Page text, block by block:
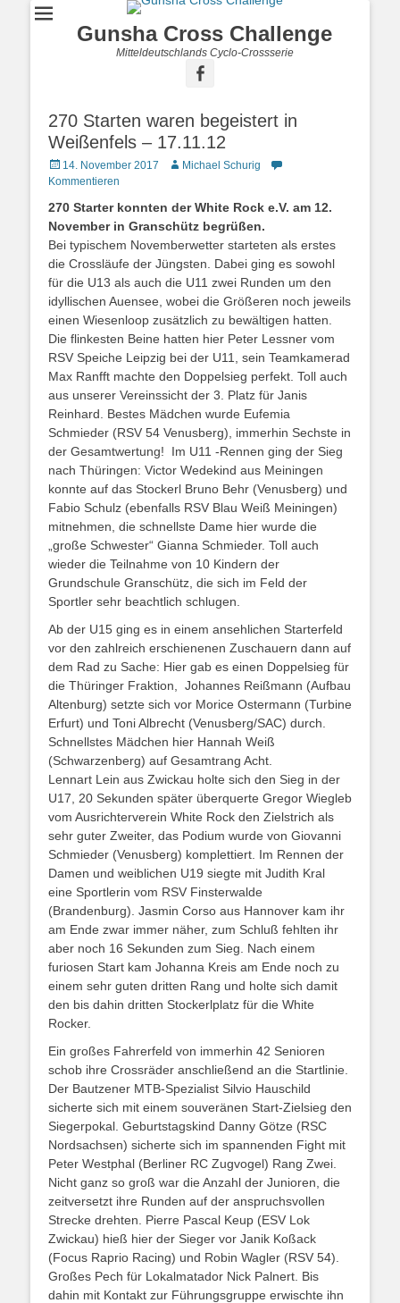
Gunsha Cross Challenge
Mitteldeutschlands Cyclo-Crossserie
270 Starten waren begeistert in
Weißenfels – 17.11.12
14. November 2017
Michael Schurig
Kommentieren
270 Starter konnten der White Rock e.V. am 12.
November in Granschütz begrüßen.
Bei typischem Novemberwetter starteten als erstes
die Crossläufe der Jüngsten. Dabei ging es sowohl
für die U13 als auch die U11 zwei Runden um den
idyllischen Auensee, wobei die Größeren noch jeweils
einen Wiesenloop zusätzlich zu bewältigen hatten.
Die flinkesten Beine hatten hier Peter Lessner vom
RSV Speiche Leipzig bei der U11, sein Teamkamerad
Max Ranfft machte den Doppelsieg perfekt. Toll auch
aus unserer Vereinssicht der 3. Platz für Janis
Reinhard. Bestes Mädchen wurde Eufemia
Schmieder (RSV 54 Venusberg), immerhin Sechste in
der Gesamtwertung! Im U11 -Rennen ging der Sieg
nach Thüringen: Victor Wedekind aus Meiningen
konnte auf das Stockerl Bruno Behr (Venusberg) und
Fabio Schulz (ebenfalls RSV Blau Weiß Meiningen)
mitnehmen, die schnellste Dame hier wurde die
„große Schwester“ Gianna Schmieder. Toll auch
wieder die Teilnahme von 10 Kindern der
Grundschule Granschütz, die sich im Feld der
Sportler sehr beachtlich schlugen.
Ab der U15 ging es in einem ansehlichen Starterfeld
vor den zahlreich erschienenen Zuschauern dann auf
dem Rad zu Sache: Hier gab es einen Doppelsieg für
die Thüringer Fraktion, Johannes Reißmann (Aufbau
Altenburg) setzte sich vor Morice Ostermann (Turbine
Erfurt) und Toni Albrecht (Venusberg/SAC) durch.
Schnellstes Mädchen hier Hannah Weiß
(Schwarzenberg) auf Gesamtrang Acht.
Lennart Lein aus Zwickau holte sich den Sieg in der
U17, 20 Sekunden später überquerte Gregor Wiegleb
vom Ausrichterverein White Rock den Zielstrich als
sehr guter Zweiter, das Podium wurde von Giovanni
Schmieder (Venusberg) komplettiert. Im Rennen der
Damen und weiblichen U19 siegte mit Judith Kral
eine Sportlerin vom RSV Finsterwalde
(Brandenburg). Jasmin Corso aus Hannover kam ihr
am Ende zwar immer näher, zum Schluß fehlten ihr
aber noch 16 Sekunden zum Sieg. Nach einem
furiosen Start kam Johanna Kreis am Ende noch zu
einem sehr guten dritten Rang und holte sich damit
den bis dahin dritten Stockerlplatz für die White
Rocker.
Ein großes Fahrerfeld von immerhin 42 Senioren
schob ihre Crossräder anschließend an die Startlinie.
Der Bautzener MTB-Spezialist Silvio Hauschild
sicherte sich mit einem souveränen Start-Zielsieg den
Siegerpokal. Geburtstagskind Danny Götze (RSC
Nordsachsen) sicherte sich im spannenden Fight mit
Peter Westphal (Berliner RC Zugvogel) Rang Zwei.
Nicht ganz so groß war die Anzahl der Junioren, die
zeitversetzt ihre Runden auf der anspruchsvollen
Strecke drehten. Pierre Pascal Keup (ESV Lok
Zwickau) hieß hier der Sieger vor Janik Koßack
(Focus Raprio Racing) und Robin Wagler (RSV 54).
Großes Pech für Lokalmatador Nick Palnert. Bis
dahin mit Kontakt zur Führungsgruppe erwischte ihn